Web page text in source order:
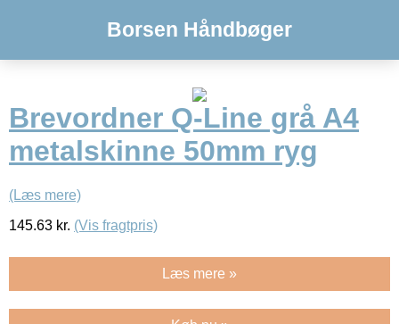
Borsen Håndbøger
Brevordner Q-Line grå A4
metalskinne 50mm ryg
(Læs mere)
145.63 kr. (Vis fragtpris)
Læs mere »